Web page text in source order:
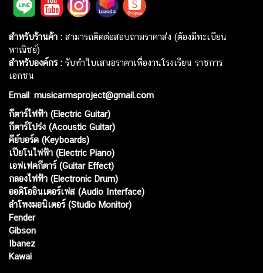
สำหรับร้านค้า : สามารถติดต่อสอบถามราคาส่ง (ต้องมีทะเบียน
พาณิชย์)
สำหรับองค์กร : รับทำใบเสนอราคาเพื่องานโรงเรียน ราชการ
เอกชน
Email: musicarmsproject@gmail.com
กีตาร์ไฟฟ้า (Electric Guitar)
กีตาร์โปร่ง (Acoustic Guitar)
คีย์บอร์ด (Keyboards)
เปียโนไฟฟ้า (Electric Piano)
เอฟเฟคกีตาร์ (Guitar Effect)
กลองไฟฟ้า (Electronic Drum)
ออดิโออินเตอร์เฟส (Audio Interface)
ลำโพงมอนิเตอร์ (Studio Monitor)
Fender
Gibson
Ibanez
Kawai